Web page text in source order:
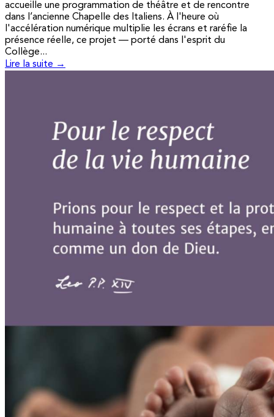
accueille une programmation de théâtre et de rencontre
dans l’ancienne Chapelle des Italiens. À l'heure où
l'accélération numérique multiplie les écrans et raréfie la
présence réelle, ce projet — porté dans l'esprit du
Collège...
Lire la suite →